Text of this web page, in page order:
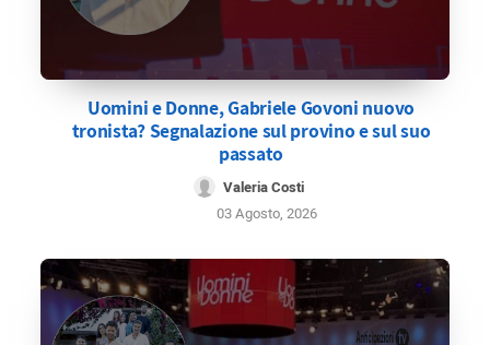
Uomini e Donne, Gabriele Govoni nuovo
tronista? Segnalazione sul provino e sul suo
passato
Valeria Costi
03 Agosto, 2026